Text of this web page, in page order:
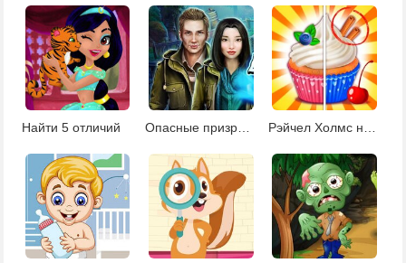
Найти 5 отличий Опасные призраки